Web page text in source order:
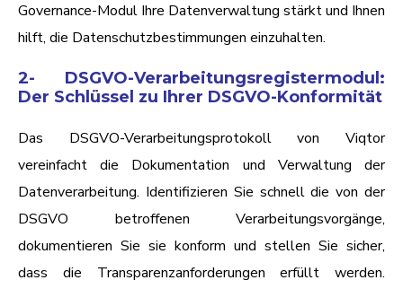
Governance-Modul Ihre Datenverwaltung stärkt und Ihnen
hilft, die Datenschutzbestimmungen einzuhalten.
2- DSGVO-Verarbeitungsregistermodul:
Der Schlüssel zu Ihrer DSGVO-Konformität
Das DSGVO-Verarbeitungsprotokoll von Viqtor
vereinfacht die Dokumentation und Verwaltung der
Datenverarbeitung. Identifizieren Sie schnell die von der
DSGVO betroffenen Verarbeitungsvorgänge,
dokumentieren Sie sie konform und stellen Sie sicher,
dass die Transparenzanforderungen erfüllt werden.